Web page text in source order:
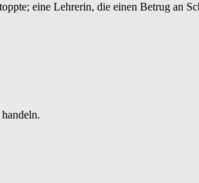
eine Lehrerin, die einen Betrug an